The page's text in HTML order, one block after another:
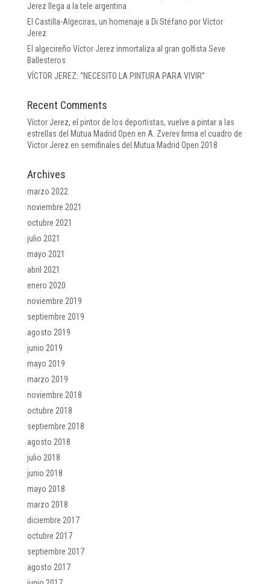
Jerez llega a la tele argentina
El Castilla-Algeciras, un homenaje a Di Stéfano por Víctor
Jerez
El algecireño Víctor Jerez inmortaliza al gran golfista Seve
Ballesteros
VÍCTOR JEREZ: “NECESITO LA PINTURA PARA VIVIR”
Recent Comments
Víctor Jerez, el pintor de los deportistas, vuelve a pintar a las
estrellas del Mutua Madrid Open en A. Zverev firma el cuadro de
Victor Jerez en semifinales del Mutua Madrid Open 2018
Archives
marzo 2022
noviembre 2021
octubre 2021
julio 2021
mayo 2021
abril 2021
enero 2020
noviembre 2019
septiembre 2019
agosto 2019
junio 2019
mayo 2019
marzo 2019
noviembre 2018
octubre 2018
septiembre 2018
agosto 2018
julio 2018
junio 2018
mayo 2018
marzo 2018
diciembre 2017
octubre 2017
septiembre 2017
agosto 2017